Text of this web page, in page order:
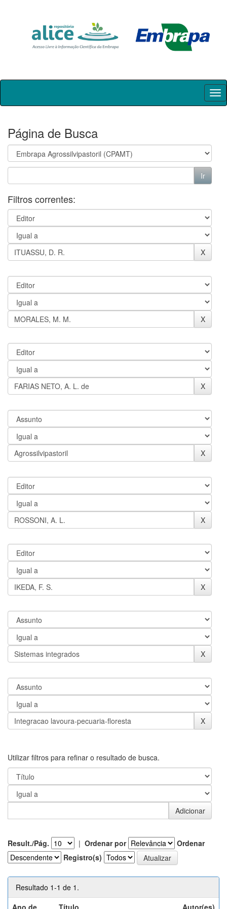
Skip
Página de Busca
Filtros correntes:
Utilizar filtros para refinar o resultado de busca.
Result./Pág. | Ordenar por
Ordenar
Registro(s)
Resultado 1-1 de 1.
Ano de
Título Autor(es)